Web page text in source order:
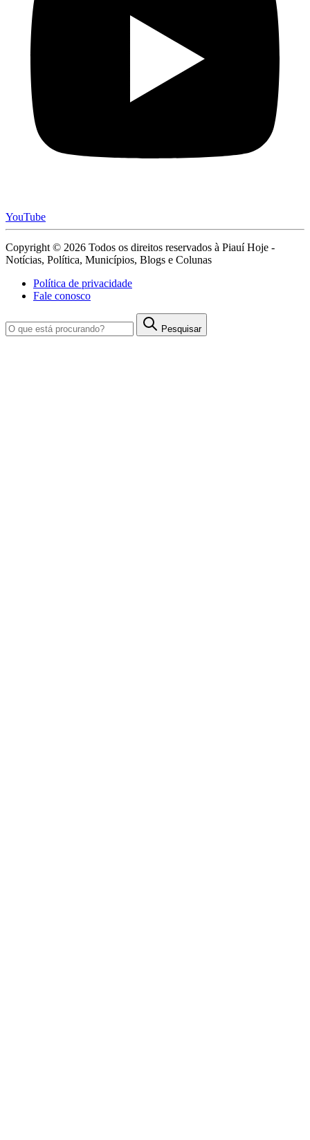
YouTube
Copyright © 2026 Todos os direitos reservados à Piauí Hoje -
Notícias, Política, Municípios, Blogs e Colunas
Política de privacidade
Fale conosco
Pesquisar